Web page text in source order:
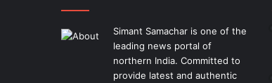
Simant Samachar is one of the
leading news portal of
northern India. Committed to
provide latest and authentic